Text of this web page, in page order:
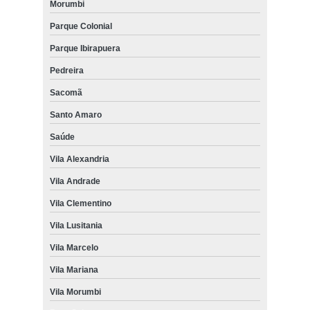
empresa para comprar piso laminado eucafloor clicado Jardim
Morumbi
empresa para comprar piso laminado eucafloor para apartamento
comprar pisos laminados eucafloor prime carvalho Jardim das
Acácias
onde comprar piso laminado eucafloor clicado Jardim Paulista
onde comprar piso laminado eucafloor new elegance Guarulhos
comprar piso laminado eucafloor alto tráfego Embu das Artes
comprar piso laminado eucafloor com brilho Jardim das Acácias
comprar piso laminado eucafloor antique wood orçamento
Consolação
comprar pisos laminados eucafloor prime carvalho Itapecerica da
Morumbi
Parque Colonial
Parque Ibirapuera
Pedreira
Sacomã
Santo Amaro
Saúde
Vila Alexandria
Vila Andrade
Vila Clementino
Vila Lusitania
Vila Marcelo
Vila Mariana
Vila Morumbi